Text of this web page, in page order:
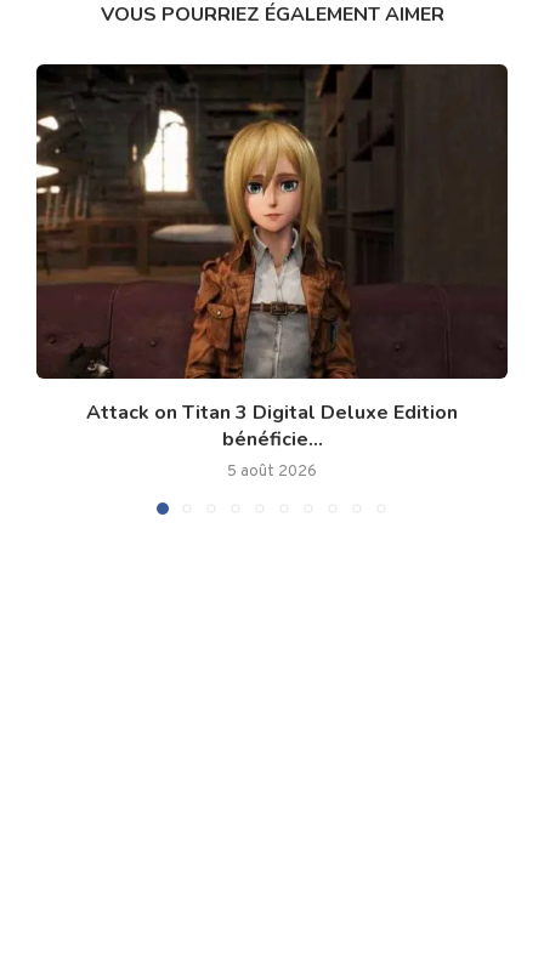
VOUS POURRIEZ ÉGALEMENT AIMER
Attack on Titan 3 Digital Deluxe Edition
bénéficie...
5 août 2026